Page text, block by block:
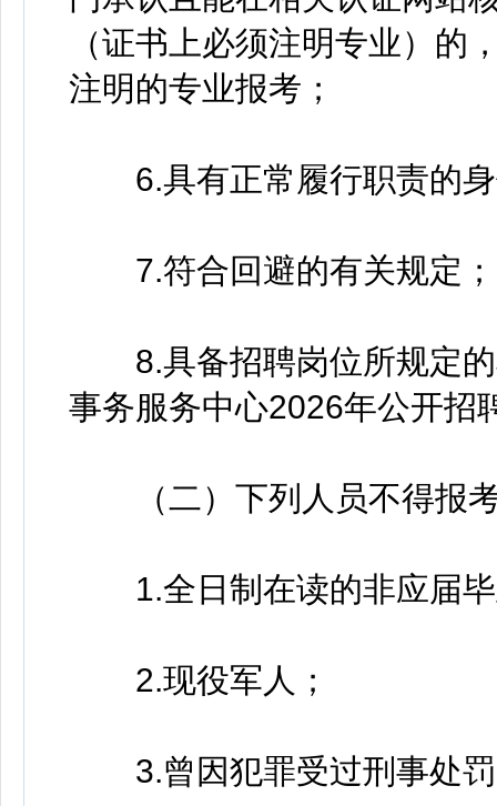
（证书上必须注明专业）的
注明的专业报考；
6.具有正常履行职责的身
7.符合回避的有关规定；
8.具备招聘岗位所规定的
事务服务中心2026年公开招
（二）下列人员不得报
1.全日制在读的非应届毕
2.现役军人；
3.曾因犯罪受过刑事处罚